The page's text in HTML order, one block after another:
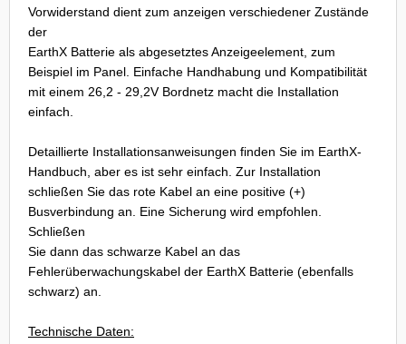
Vorwiderstand dient zum anzeigen verschiedener Zustände
der
EarthX Batterie als abgesetztes Anzeigeelement, zum
Beispiel im Panel. Einfache Handhabung und Kompatibilität
mit einem 26,2 - 29,2V Bordnetz macht die Installation
einfach.
Detaillierte Installationsanweisungen finden Sie im EarthX-
Handbuch, aber es ist sehr einfach. Zur Installation
schließen Sie das rote Kabel an eine positive (+)
Busverbindung an. Eine Sicherung wird empfohlen.
Schließen
Sie dann das schwarze Kabel an das
Fehlerüberwachungskabel der EarthX Batterie (ebenfalls
schwarz) an.
Technische Daten: